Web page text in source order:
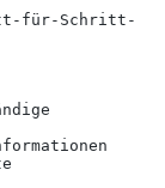
für-Schritt-